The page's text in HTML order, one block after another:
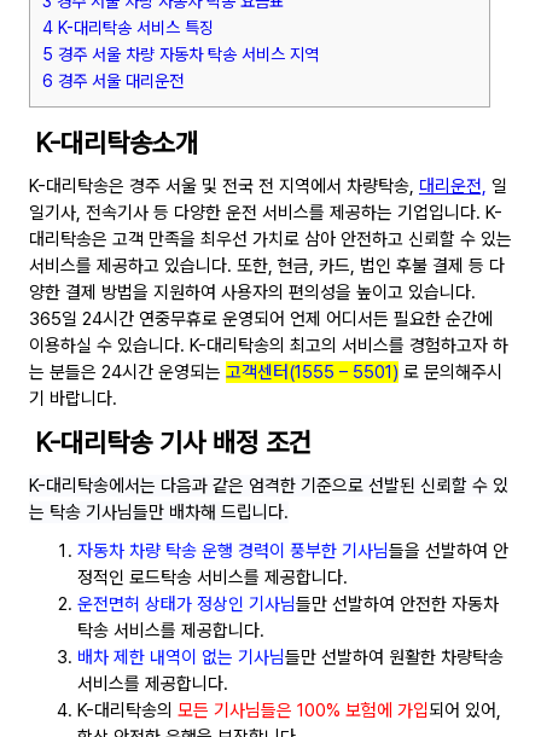
4 K-대리탁송 서비스 특징
5 경주 서울 차량 자동차 탁송 서비스 지역
6 경주 서울 대리운전
K-대리탁송소개
K-대리탁송은 경주 서울 및 전국 전 지역에서 차량탁송, 대리 운전, 일
일기사, 전속기사 등 다양한 운전 서비스를 제공하는 기업입니다. K-
대리탁송은 고객 만족을 최우선 가치로 삼아 안전하고 신뢰할 수 있는
서비스를 제공하고 있습니다. 또한, 현금, 카드, 법인 후불 결제 등 다
양한 결제 방법을 지원하여 사용자의 편의성을 높이고 있습니다.
365일 24시간 연중무휴로 운영되어 언제 어디서든 필요한 순간에
이용하실 수 있습니다. K-대리탁송의 최고의 서비스를 경험하고자 하
는 분들은 24시간 운영되는 고객센터(1555 – 5501) 로 문의해주시
기 바랍니다.
K-대리탁송 기사 배정 조건
K-대리탁송에서는 다음과 같은 엄격한 기준으로 선발된 신뢰할 수 있
는 탁송 기사님들만 배차해 드립니다.
자동차 차량 탁송 운행 경력이 풍부한 기사님들을 선발하여 안
정적인 로드탁송 서비스를 제공합니다.
운전면허 상태가 정상인 기사님들만 선발하여 안전한 자동차
탁송 서비스를 제공합니다.
배차 제한 내역이 없는 기사님들만 선발하여 원활한 차량탁송
서비스를 제공합니다.
K-대리탁송의 모든 기사님들은 100% 보험에 가입되어 있어,